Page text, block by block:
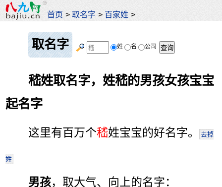
首页 >取名字 > 百家姓 >
取名字 姓 名 公司
嵇姓取名字，姓嵇的男孩女孩宝宝
起名字
这里有百万个嵇姓宝宝的好名字。 去掉
姓
男孩，取大气、向上的名字：